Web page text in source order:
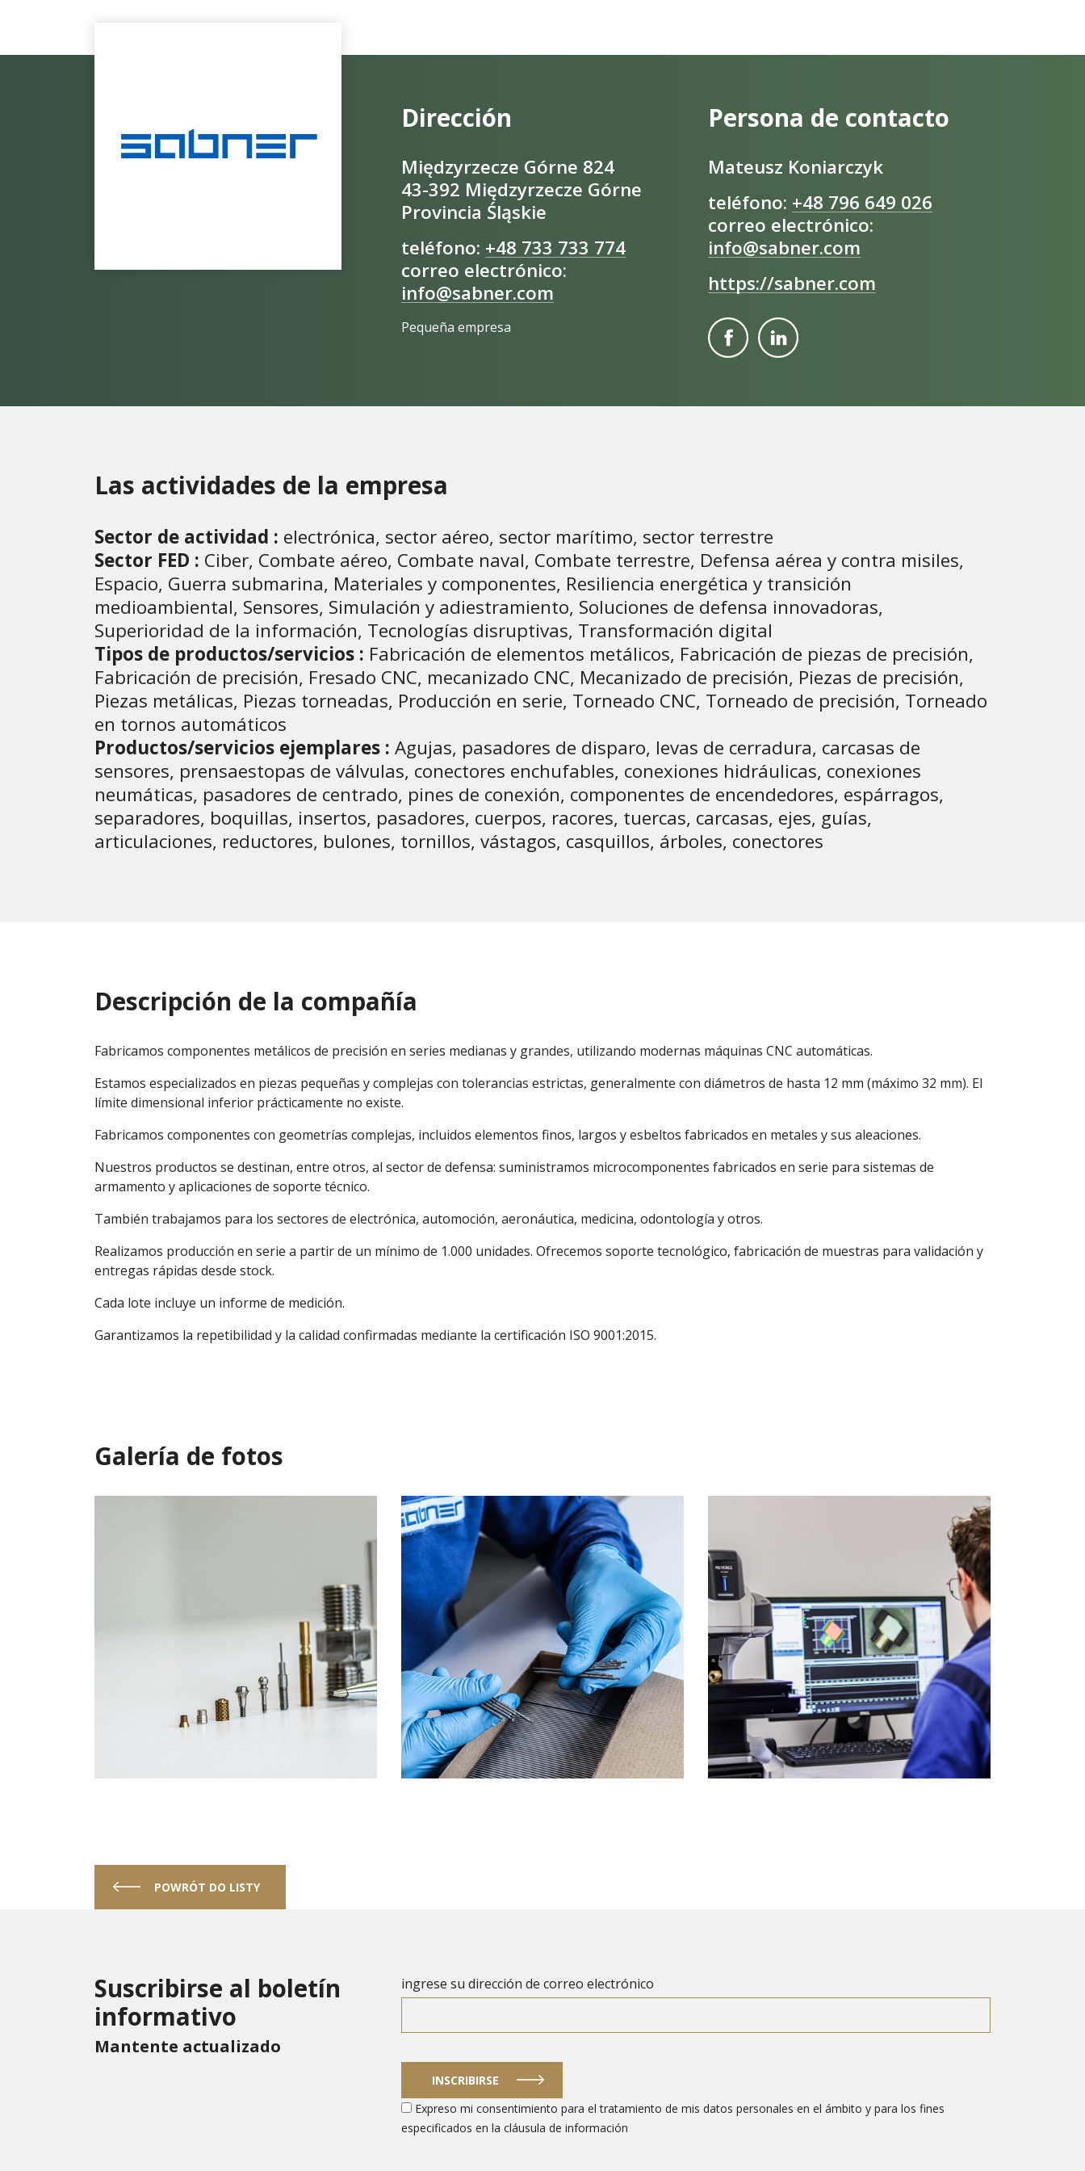
Dirección
Międzyrzecze Górne 824
43-392 Międzyrzecze Górne
Provincia Śląskie
teléfono: +48 733 733 774
correo electrónico:
info@sabner.com
Persona de contacto
Mateusz Koniarczyk
teléfono: +48 796 649 026
correo electrónico:
info@sabner.com
https://sabner.com
Pequeña empresa
Las actividades de la empresa
Sector de actividad : electrónica, sector aéreo, sector marítimo, sector terrestre
Sector FED : Ciber, Combate aéreo, Combate naval, Combate terrestre, Defensa aérea y contra misiles,
Espacio, Guerra submarina, Materiales y componentes, Resiliencia energética y transición
medioambiental, Sensores, Simulación y adiestramiento, Soluciones de defensa innovadoras,
Superioridad de la información, Tecnologías disruptivas, Transformación digital
Tipos de productos/servicios : Fabricación de elementos metálicos, Fabricación de piezas de precisión,
Fabricación de precisión, Fresado CNC, mecanizado CNC, Mecanizado de precisión, Piezas de precisión,
Piezas metálicas, Piezas torneadas, Producción en serie, Torneado CNC, Torneado de precisión, Torneado
en tornos automáticos
Productos/servicios ejemplares : Agujas, pasadores de disparo, levas de cerradura, carcasas de
sensores, prensaestopas de válvulas, conectores enchufables, conexiones hidráulicas, conexiones
neumáticas, pasadores de centrado, pines de conexión, componentes de encendedores, espárragos,
separadores, boquillas, insertos, pasadores, cuerpos, racores, tuercas, carcasas, ejes, guías,
articulaciones, reductores, bulones, tornillos, vástagos, casquillos, árboles, conectores
Descripción de la compañía
Fabricamos componentes metálicos de precisión en series medianas y grandes, utilizando modernas máquinas CNC automáticas.
Estamos especializados en piezas pequeñas y complejas con tolerancias estrictas, generalmente con diámetros de hasta 12 mm (máximo 32 mm). El
límite dimensional inferior prácticamente no existe.
Fabricamos componentes con geometrías complejas, incluidos elementos finos, largos y esbeltos fabricados en metales y sus aleaciones.
Nuestros productos se destinan, entre otros, al sector de defensa: suministramos microcomponentes fabricados en serie para sistemas de
armamento y aplicaciones de soporte técnico.
También trabajamos para los sectores de electrónica, automoción, aeronáutica, medicina, odontología y otros.
Realizamos producción en serie a partir de un mínimo de 1.000 unidades. Ofrecemos soporte tecnológico, fabricación de muestras para validación y
entregas rápidas desde stock.
Cada lote incluye un informe de medición.
Garantizamos la repetibilidad y la calidad confirmadas mediante la certificación ISO 9001:2015.
Galería de fotos
POWRÓT DO LISTY
Suscribirse al boletín
informativo
Mantente actualizado
ingrese su dirección de correo electrónico
INSCRIBIRSE
Expreso mi consentimiento para el tratamiento de mis datos personales en el ámbito y para los fines
especificados en la cláusula de información